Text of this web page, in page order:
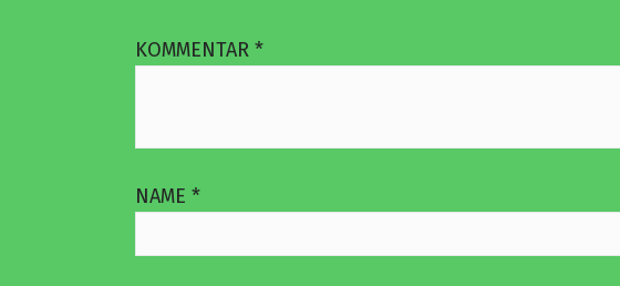
KOMMENTAR *
NAME *